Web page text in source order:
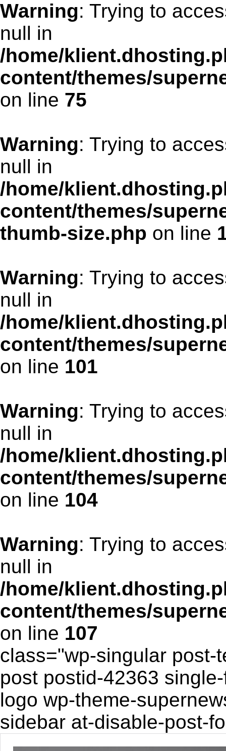
Warning: Trying to
null in
/home/
content/themes/
on line 75
Warning: Trying to
null in
/home/
content/themes/
thumb-size.php on line
Warning: Trying to
null in
/home/
content/themes/
on line 101
Warning: Trying to
null in
/home/
content/themes/
on line 104
Warning: Trying to
null in
/home/
content/themes/
on line 107
class="wp-singular post-
post postid-42363
logo wp-theme-
sidebar at-disable-post-